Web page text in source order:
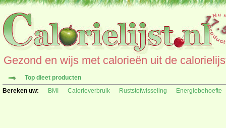
Gezond en wijs met calorieën uit de
Top dieet producten
Bereken uw:
BMI Calorieverbruik Ruststofwisseling Energiebehoefte